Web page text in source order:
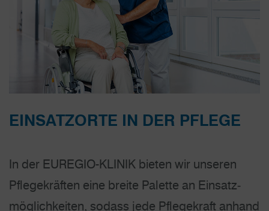
EINSATZORTE IN DER PFLEGE
In der EUREGIO-KLINIK bieten wir unseren
Pflegekräften eine breite Palette an Einsatz­
möglichkeiten, sodass jede Pflegekraft anhand